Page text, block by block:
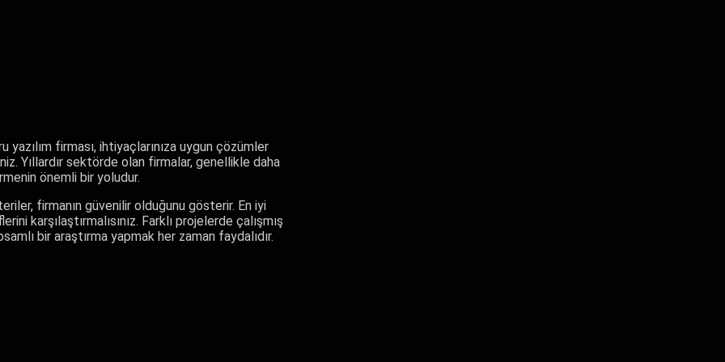
yazılım firması, ihtiyaçlarınıza uygun çözümler
Yıllardır sektörde olan firmalar, genellikle daha
önemli bir yoludur.
firmanın güvenilir olduğunu gösterir. En iyi
karşılaştırmalısınız. Farklı projelerde çalışmış
bir araştırma yapmak her zaman faydalıdır.